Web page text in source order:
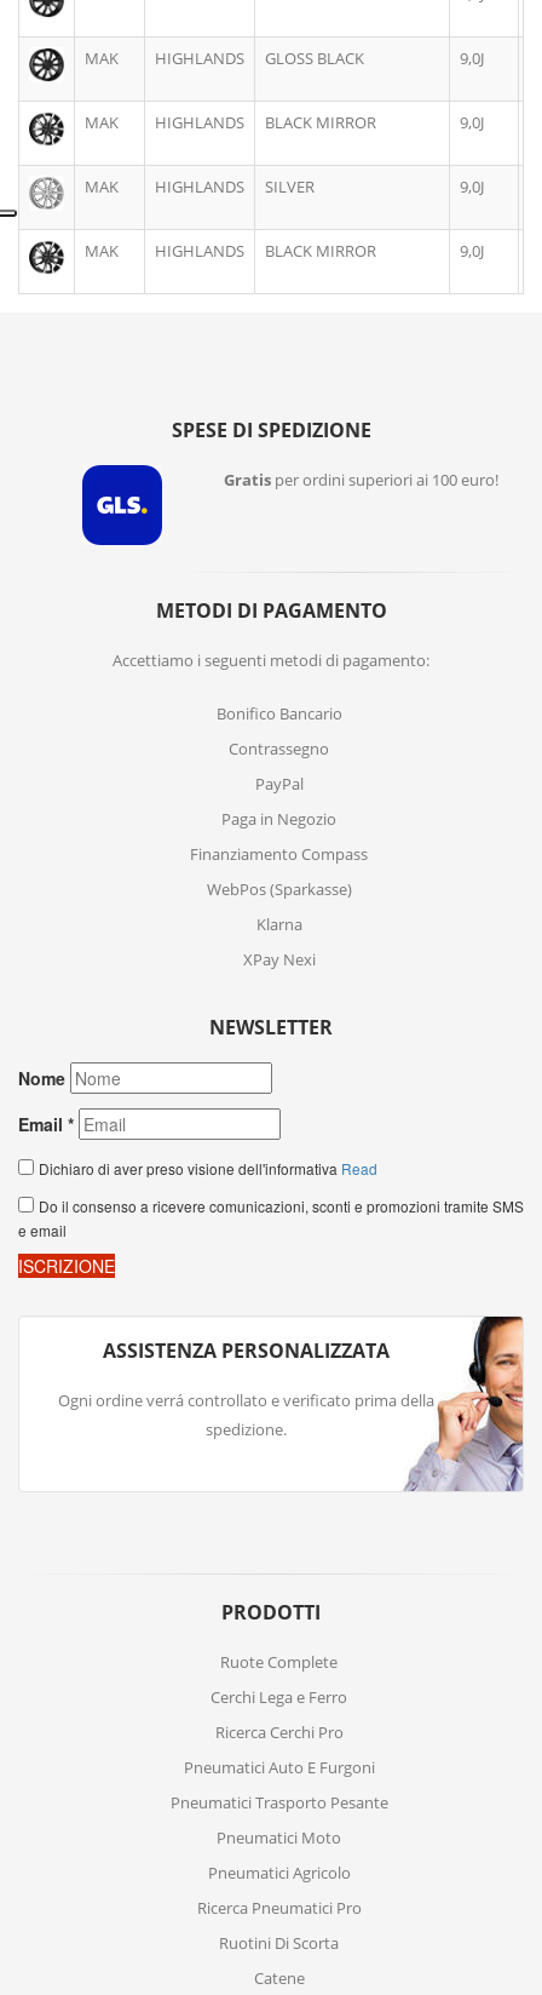
MAK HIGHLANDS GLOSS BLACK 9,0J
MAK HIGHLANDS BLACK MIRROR 9,0J
MAK HIGHLANDS SILVER 9,0J
MAK HIGHLANDS BLACK MIRROR 9,0J
SPESE DI SPEDIZIONE
Gratis per ordini superiori ai 100 euro!
METODI DI PAGAMENTO
Accettiamo i seguenti metodi di pagamento:
Bonifico Bancario
Contrassegno
PayPal
Paga in Negozio
Finanziamento Compass
WebPos (Sparkasse)
Klarna
XPay Nexi
NEWSLETTER
ASSISTENZA PERSONALIZZATA
Ogni ordine verrá controllato e verificato prima della
spedizione.
PRODOTTI
Ruote Complete
Cerchi Lega e Ferro
Ricerca Cerchi Pro
Pneumatici Auto E Furgoni
Pneumatici Trasporto Pesante
Pneumatici Moto
Pneumatici Agricolo
Ricerca Pneumatici Pro
Ruotini Di Scorta
Catene